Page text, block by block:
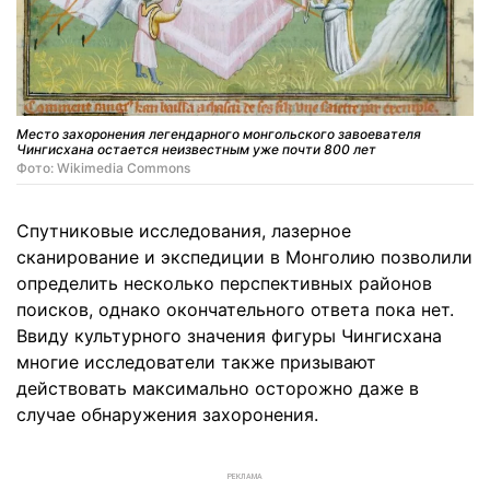
Место захоронения легендарного монгольского завоевателя
Чингисхана остается неизвестным уже почти 800 лет
Фото: Wikimedia Commons
Спутниковые исследования, лазерное
сканирование и экспедиции в Монголию позволили
определить несколько перспективных районов
поисков, однако окончательного ответа пока нет.
Ввиду культурного значения фигуры Чингисхана
многие исследователи также призывают
действовать максимально осторожно даже в
случае обнаружения захоронения.
РЕКЛАМА